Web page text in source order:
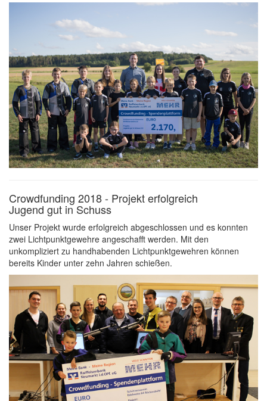
Crowdfunding 2018 - Projekt erfolgreich
Jugend gut in Schuss
Unser Projekt wurde erfolgreich abgeschlossen und es konnten
zwei Lichtpunktgewehre angeschafft werden. Mit den
unkompliziert zu handhabenden Lichtpunktgewehren können
bereits Kinder unter zehn Jahren schießen.